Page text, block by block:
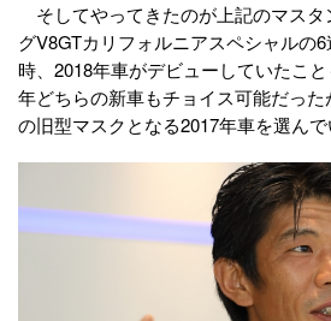
そしてやってきたのが上記のマスタ
グV8GTカリフォルニアスペシャルの
時、2018年車がデビューしていたこ
年どちらの新車もチョイス可能だっ
の旧型マスクとなる2017年車を選んで